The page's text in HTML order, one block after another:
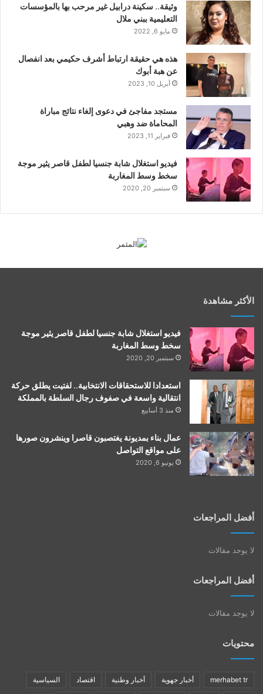
وثيقة.. سكينة درابيل غير مرحب بها بالمؤسسات
التعليمية ببني ملال
مايو 6, 2022
هذه هي حقيقة ارتباط أشرف حكيمي بعد انفصال
عن هبة أبوك
أبريل 10, 2023
مستجد مفاجئ في دعوى إلغاء نتائج مباراة
المحاماة ضد وهبي
فبراير 11, 2023
فيديو استغلال شابة جنسيا لطفل قاصر يثير موجة
سخط وسط المغاربة
سبتمبر 20, 2020
الأكثر مشاهدة
فيديو استغلال شابة جنسيا لطفل قاصر يثير موجة
سخط وسط المغاربة
سبتمبر 20, 2020
استعدادا للاستحقاقات الانتخابية.. لفتيت يطلق حركة
انتقالية واسعة في صفوف رجال السلطة بالمملكة
منذ 3 أسابيع
عمال بناء بمديونة يغتصبون قاصرا وينشرون صورها
على مواقع التواصل
يونيو 6, 2020
أفضل المراجعات
لا يوجد مقالات
أفضل المراجعات
لا يوجد مقالات
محتويات
merhabet tr أخبار جهوية أخبار وطنية اقتصاد السياسية